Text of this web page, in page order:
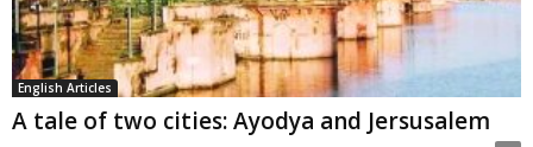
English Articles
A tale of two cities: Ayodya and Jersusalem